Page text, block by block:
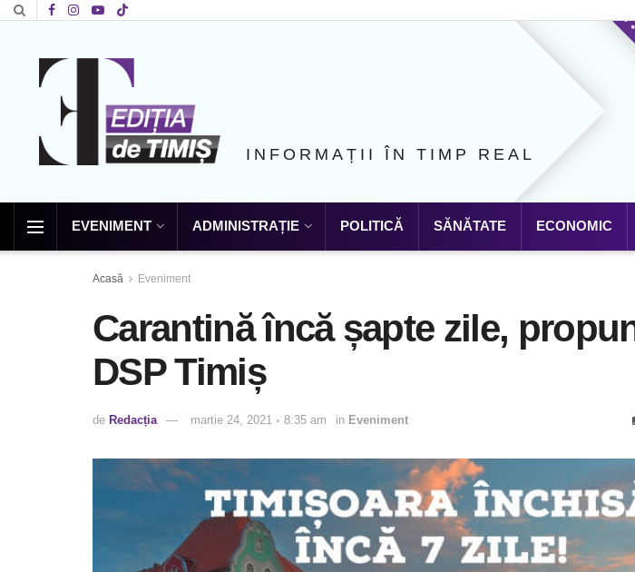
INFORMAȚII ÎN TIMP REAL
EVENIMENT ADMINISTRAȚIE POLITICĂ SĂNĂTATE ECONOMIC
Acasă Eveniment
Carantină încă șapte zile,
DSP Timiș
de Redacția martie 24, 2021 ◦ 8:35 am in Eveniment